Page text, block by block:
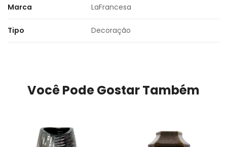
Marca LaFrancesa
Tipo Decoração
Você Pode Gostar Também